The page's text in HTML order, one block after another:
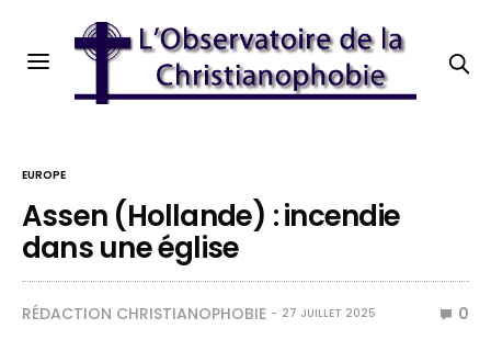
EUROPE
Assen (Hollande) : incendie
dans une église
RÉDACTION CHRISTIANOPHOBIE 27 JUILLET 2025 0